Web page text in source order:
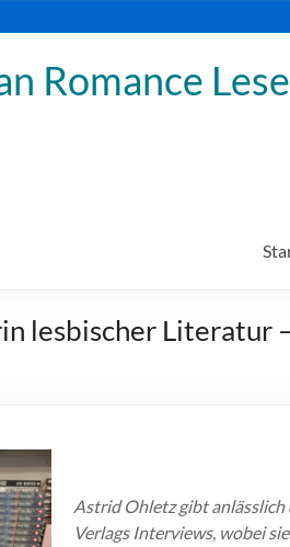
Romance
lesbischer Literatur
Astrid Ohletz gibt anlässlich
Verlags Interviews, wobei